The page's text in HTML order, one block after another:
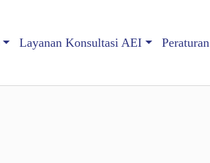
Layanan Konsultasi AEI Peraturan